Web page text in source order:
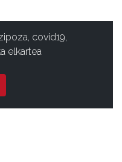
, covid19,
elkartea